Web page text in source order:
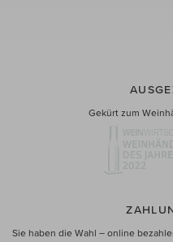
Gekürt zum
Sie haben die Wahl – online